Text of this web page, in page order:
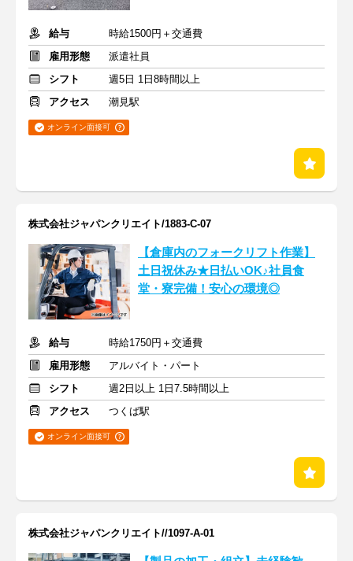
給与
時給1500円＋交通費
雇用形態
派遣社員
シフト
週5日 1日8時間以上
アクセス
潮見駅
オンライン面接可
株式会社ジャパンクリエイト/1883-C-07
【倉庫内のフォークリフト作業】
土日祝休み★日払いOK♪社員食
堂・寮完備！安心の環境◎
給与
時給1750円＋交通費
雇用形態
アルバイト・パート
シフト
週2日以上 1日7.5時間以上
アクセス
つくば駅
オンライン面接可
株式会社ジャパンクリエイト//1097-A-01